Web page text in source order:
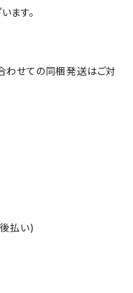
ます。
わせての同梱発送はご対
払い)